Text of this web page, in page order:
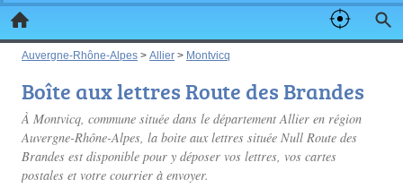
Auvergne-Rhône-Alpes > Allier > Montvicq
Boîte aux lettres Route des Brandes
À Montvicq, commune située dans le département Allier en région
Auvergne-Rhône-Alpes, la boite aux lettres située Null Route des
Brandes est disponible pour y déposer vos lettres, vos cartes
postales et votre courrier à envoyer.